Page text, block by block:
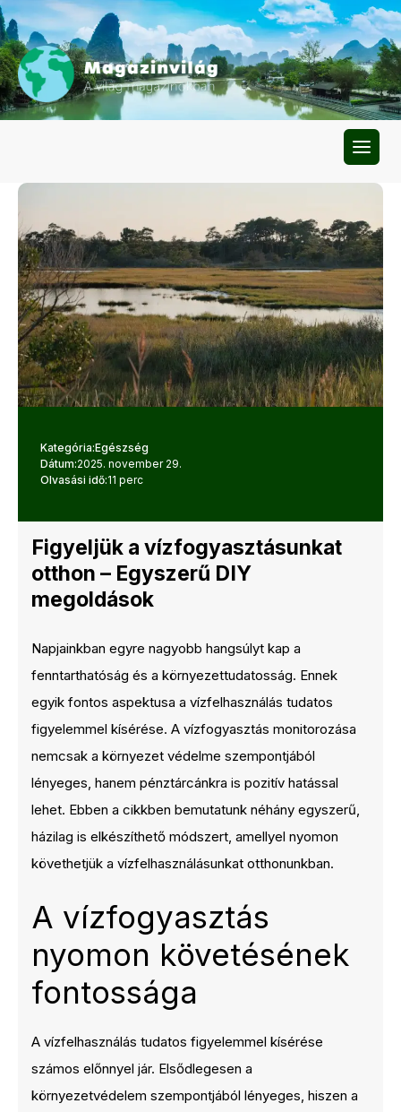
Kategória:Egészség
Dátum:2025. november 29.
Olvasási idő:11 perc
Figyeljük a vízfogyasztásunkat
otthon – Egyszerű DIY
megoldások
Napjainkban egyre nagyobb hangsúlyt kap a
fenntarthatóság és a környezettudatosság. Ennek
egyik fontos aspektusa a vízfelhasználás tudatos
figyelemmel kísérése. A vízfogyasztás monitorozása
nemcsak a környezet védelme szempontjából
lényeges, hanem pénztárcánkra is pozitív hatással
lehet. Ebben a cikkben bemutatunk néhány egyszerű,
házilag is elkészíthető módszert, amellyel nyomon
követhetjük a vízfelhasználásunkat otthonunkban.
A vízfogyasztás
nyomon követésének
fontossága
A vízfelhasználás tudatos figyelemmel kísérése
számos előnnyel jár. Elsődlegesen a
környezetvédelem szempontjából lényeges, hiszen a